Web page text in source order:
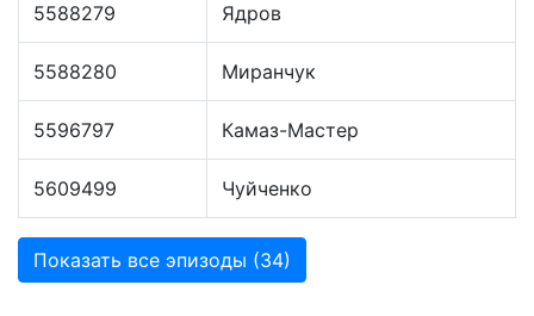
5588279 Ядров
5588280 Миранчук
5596797 Камаз-Мастер
5609499 Чуйченко
Показать все эпизоды (34)